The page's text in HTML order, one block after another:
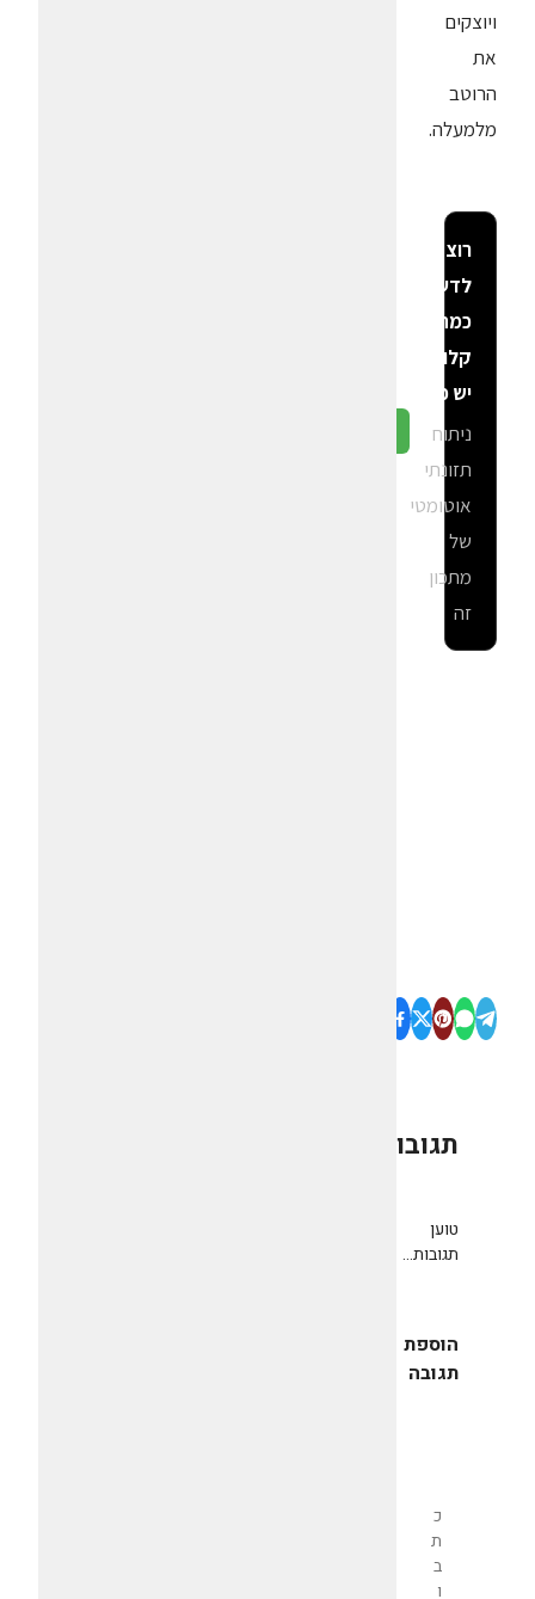
ויוצקים
את
הרוטב
מלמעלה.
רוצה
לדעת
כמה
קלוריות
יש פה?
ניתוח
תזונתי
אוטומטי
של
מתכון
זה
תגובות
טוען
תגובות...
הוספת
תגובה